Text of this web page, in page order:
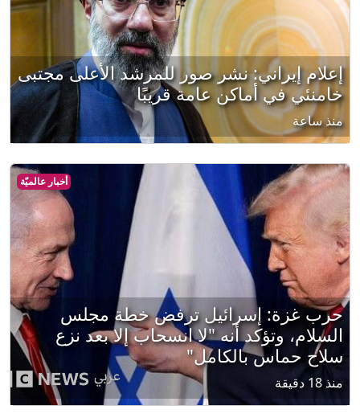
إعلام إيراني: نشر صور للمرشد الأعلى مجتبى
خامنئي في أماكن عامة قريبًا
منذ ساعة
أخبار عالميّة
حرب غزة: إسرائيل ترفض خطة مجلس
السلام، وتؤكد أنه "لا انسحاب إلا بعد نزع
سلاح حماس بالكامل"
منذ 18 دقيقة